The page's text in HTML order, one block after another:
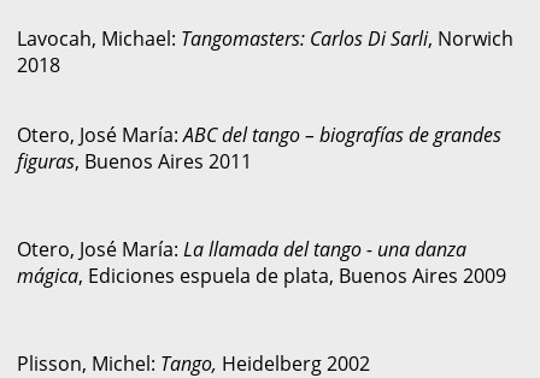
Lavocah, Michael: Tangomasters: Carlos Di Sarli, Norwich
2018
Otero, José María:ABC del tango – biografías de grandes
figuras, Buenos Aires 2011
Otero, José María:La llamada del tango - una danza
mágica, Ediciones espuela de plata, Buenos Aires 2009
Plisson, Michel: Tango, Heidelberg 2002